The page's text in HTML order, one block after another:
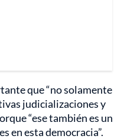
que “no solamente
judicializaciones y
“ese también es un
en esta democracia”.